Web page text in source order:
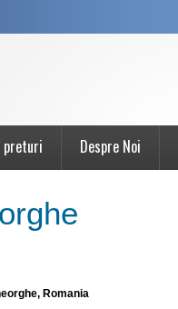
preturi Despre Noi
Romania